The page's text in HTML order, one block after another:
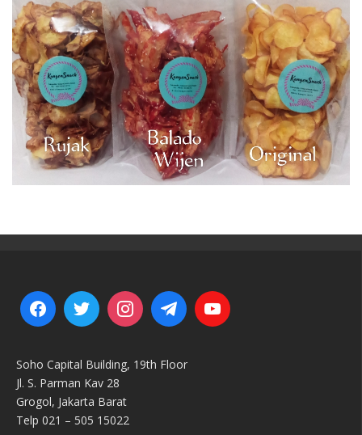
Soho Capital Building, 19th Floor
Jl. S. Parman Kav 28
Grogol, Jakarta Barat
Telp 021 – 505 15022